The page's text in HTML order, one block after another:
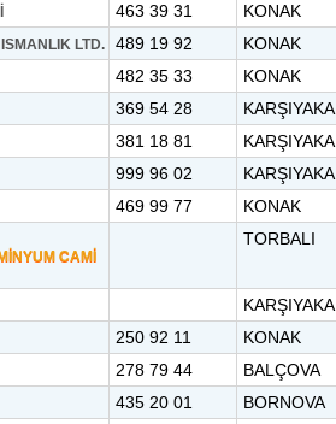
463 39 31 KONAK
LTD. 489 19 92 KONAK
482 35 33 KONAK
369 54 28 KARŞIYAKA
381 18 81 KARŞIYAKA
999 96 02 KARŞIYAKA
469 99 77 KONAK
CAMİ
TORBALI
KARŞIYAKA
250 92 11 KONAK
278 79 44 BALÇOVA
435 20 01 BORNOVA